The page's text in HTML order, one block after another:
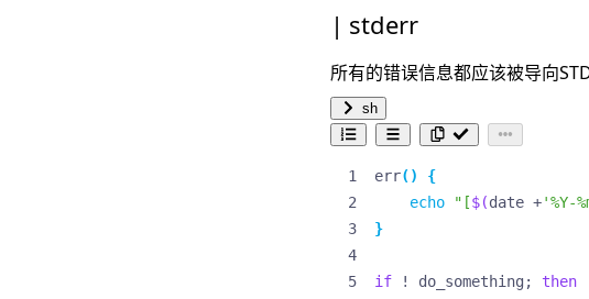
stderr
所有的错误信息都应该被导向
sh
err()
{
echo
"[$(date +'%Y-
}
if ! do_something ;
then